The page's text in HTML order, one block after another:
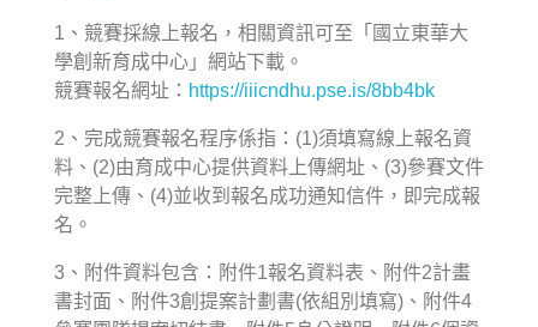
1、競賽採線上報名，相關資訊可至「國立東華大
學創新育成中心」網站下載。
競賽報名網址： https://iiicndhu.pse.is/8bb4bk
2、完成競賽報名程序係指：(1)須填寫線上報名資
料、(2)由育成中心提供資料上傳網址、(3)參賽文件
完整上傳、(4)並收到報名成功通知信件，即完成報
名。
3、附件資料包含：附件1報名資料表、附件2計畫
書封面、附件3創提案計劃書(依組別填寫)、附件4